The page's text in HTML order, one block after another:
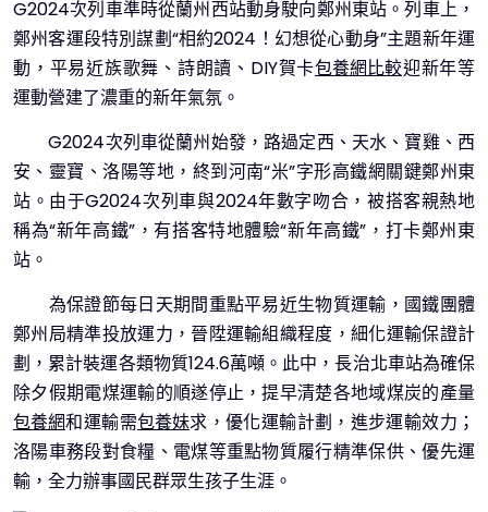
G2024次列車準時從蘭州西站動身駛向鄭州東站。列車上，
鄭州客運段特別謀劃“相約2024！幻想從心動身”主題新年運
動，平易近族歌舞、詩朗讀、DIY賀卡包養網比較迎新年等
運動營建了濃重的新年氣氛。
G2024次列車從蘭州始發，路過定西、天水、寶雞、西
安、靈寶、洛陽等地，終到河南“米”字形高鐵網關鍵鄭州東
站。由于G2024次列車與2024年數字吻合，被搭客親熱地
稱為“新年高鐵”，有搭客特地體驗“新年高鐵”，打卡鄭州東
站。
為保證節每日天期間重點平易近生物質運輸，國鐵團體
鄭州局精準投放運力，晉陞運輸組織程度，細化運輸保證計
劃，累計裝運各類物質124.6萬噸。此中，長治北車站為確保
除夕假期電煤運輸的順遂停止，提早清楚各地域煤炭的產量
包養網和運輸需包養妹求，優化運輸計劃，進步運輸效力；
洛陽車務段對食糧、電煤等重點物質履行精準保供、優先運
輸，全力辦事國民群眾生孩子生涯。